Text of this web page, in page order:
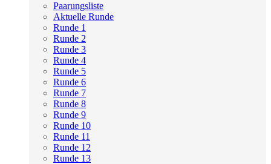
Paarungsliste
Aktuelle Runde
Runde 1
Runde 2
Runde 3
Runde 4
Runde 5
Runde 6
Runde 7
Runde 8
Runde 9
Runde 10
Runde 11
Runde 12
Runde 13